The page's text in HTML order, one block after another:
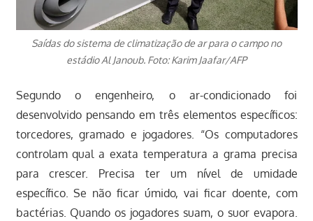
Saídas do sistema de climatização de ar para o campo no
estádio Al Janoub. Foto: Karim Jaafar/AFP
Segundo o engenheiro, o ar-condicionado foi
desenvolvido pensando em três elementos específicos:
torcedores, gramado e jogadores. “Os computadores
controlam qual a exata temperatura a grama precisa
para crescer. Precisa ter um nível de umidade
específico. Se não ficar úmido, vai ficar doente, com
bactérias. Quando os jogadores suam, o suor evapora.